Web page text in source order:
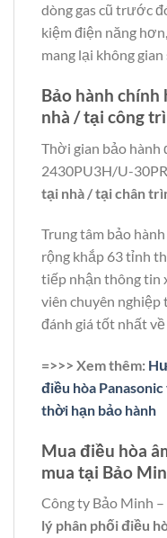
dòng gas cũ trước
kiệm điện năng
mang lại không
Bảo hành chính
nhà / tại công
Thời gian bảo hành
2430PU3H/U-
tại nhà / tại chân
Trung tâm bảo
rộng khắp 63 tỉnh
tiếp nhận thông tin
viên chuyên
đánh giá tốt nhất về
=>>> Xem thêm:
điều hòa
thời hạn bảo hành
Mua điều hòa
mua tại Bảo
Công ty Bảo Minh –
lý phân phối điều